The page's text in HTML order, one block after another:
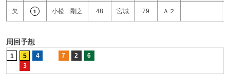
欠 1 小松 剛之 48 宮城 79 Ａ２
周回予想
1 5 4 7 2
6
3